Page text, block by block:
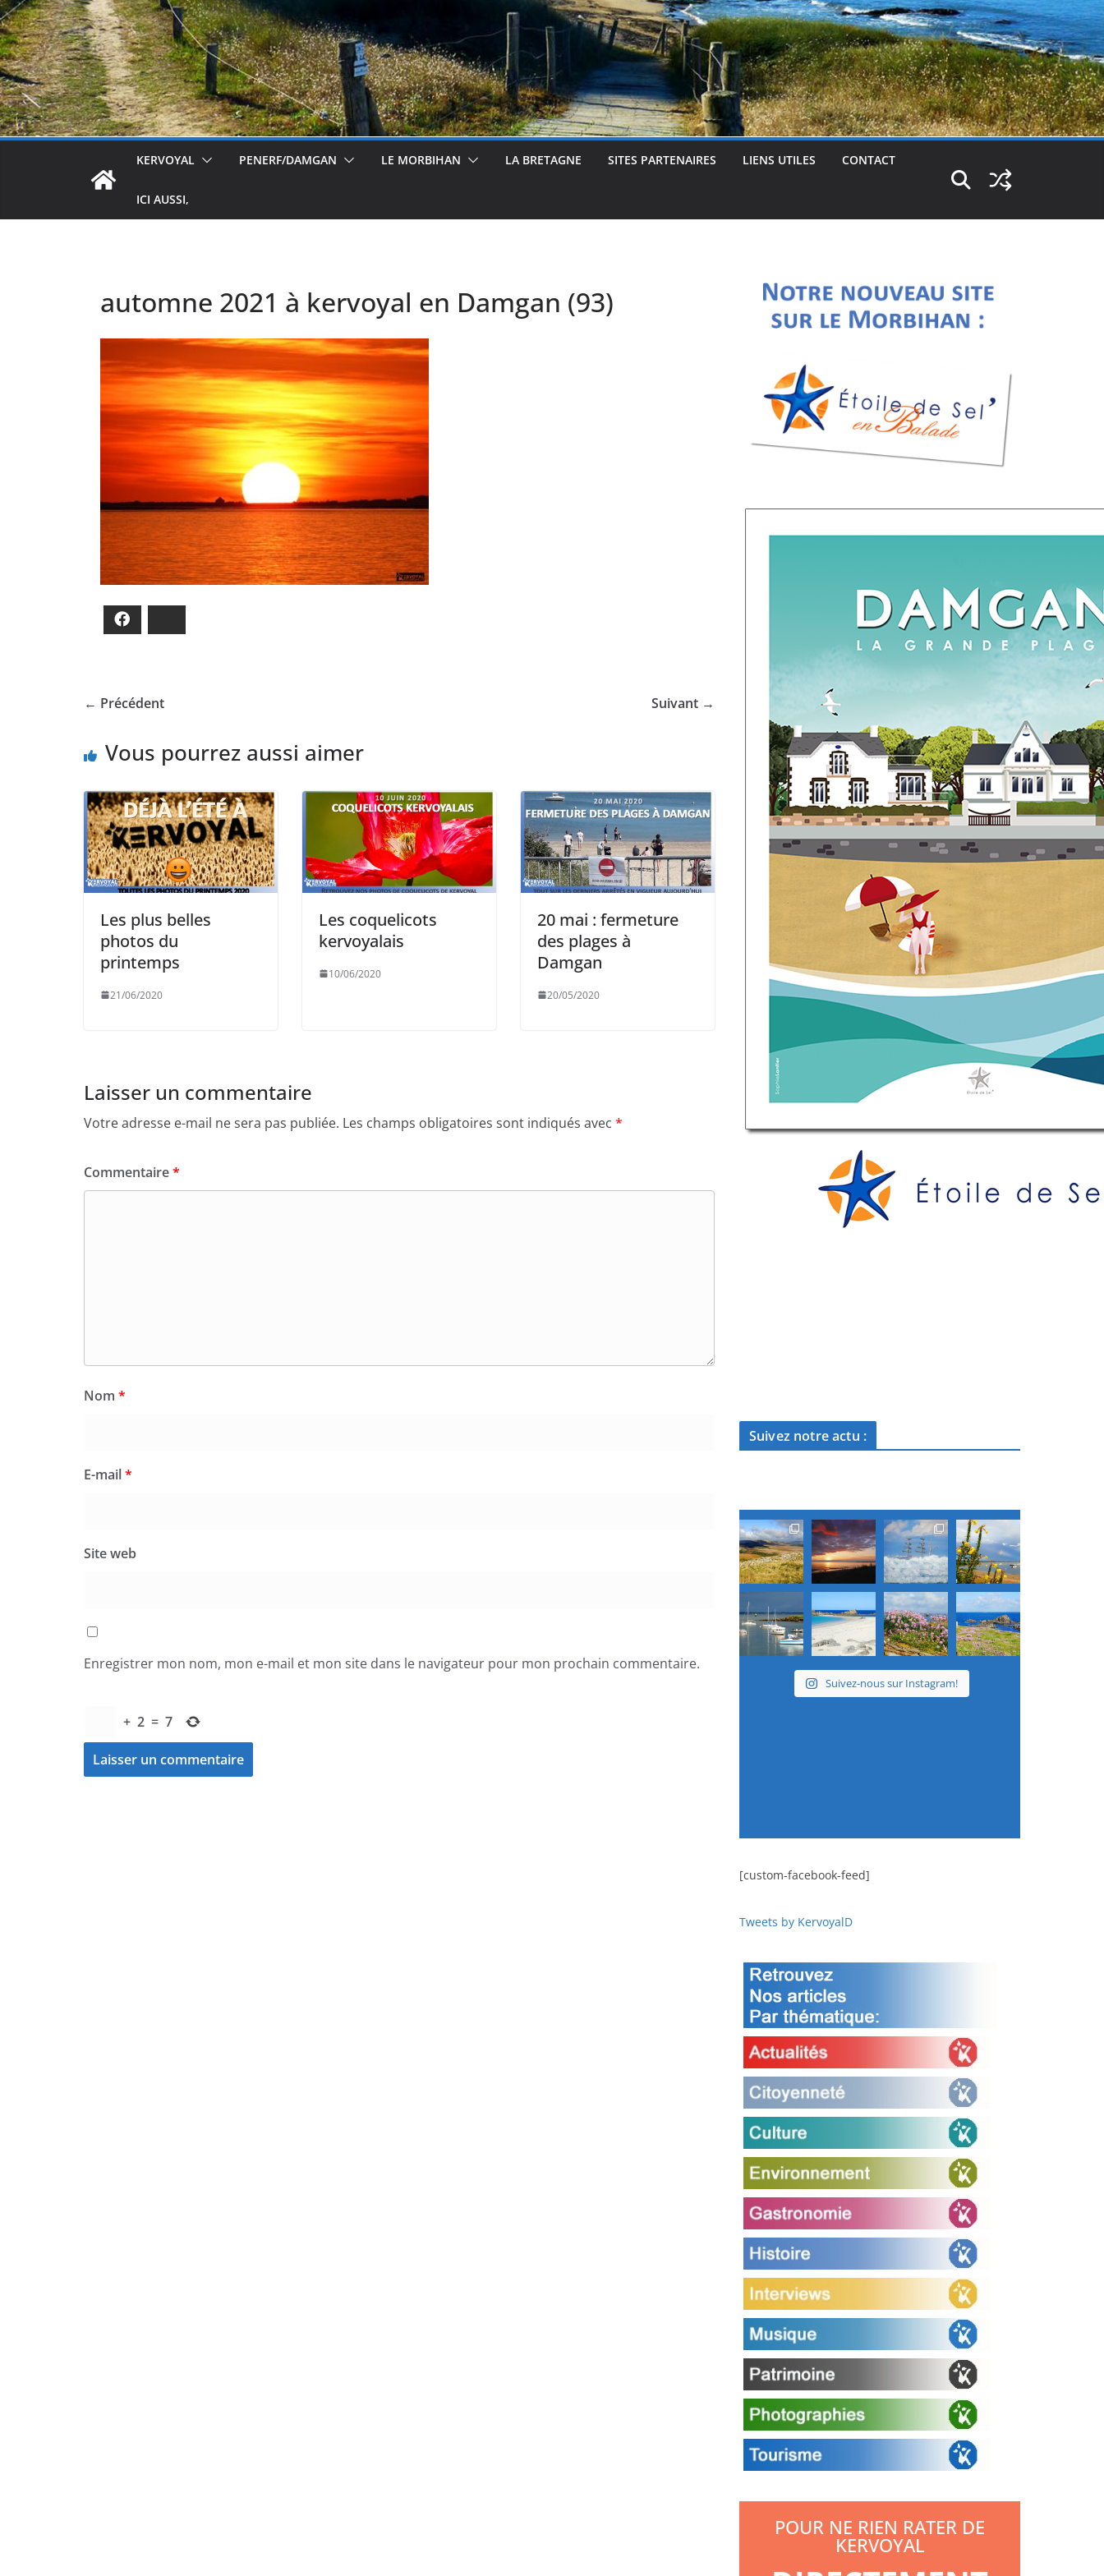
KERVOYAL PENERF/DAMGAN LE MORBIHAN LA BRETAGNE SITES PARTENAIRES LIENS UTILES CONTACT
ICI AUSSI,
automne 2021 à kervoyal en Damgan (93)
← Précédent Suivant →
Vous pourrez aussi aimer
Les plus belles
photos du
printemps
21/06/2020
Les coquelicots
kervoyalais
10/06/2020
20 mai : fermeture
des plages à
Damgan
20/05/2020
Laisser un commentaire
Votre adresse e-mail ne sera pas publiée. Les champs obligatoires sont indiqués avec *
Commentaire*
Nom *
E-mail*
Site web
Enregistrer mon nom, mon e-mail et mon site dans le navigateur pour mon prochain commentaire.
+ 2 = 7
Suivez notre actu :
Suivez-nous sur Instagram!
[custom-facebook-feed]
Tweets by KervoyalD
POUR NE RIEN RATER DE
KERVOYAL